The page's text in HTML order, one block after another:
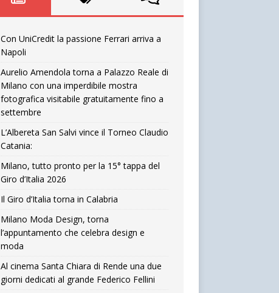
Con UniCredit la passione Ferrari arriva a
Napoli
Aurelio Amendola torna a Palazzo Reale di
Milano con una imperdibile mostra
fotografica visitabile gratuitamente fino a
settembre
L’Albereta San Salvi vince il Torneo Claudio
Catania:
Milano, tutto pronto per la 15° tappa del
Giro d’Italia 2026
Il Giro d’Italia torna in Calabria
Milano Moda Design, torna
l’appuntamento che celebra design e
moda
Al cinema Santa Chiara di Rende una due
giorni dedicati al grande Federico Fellini